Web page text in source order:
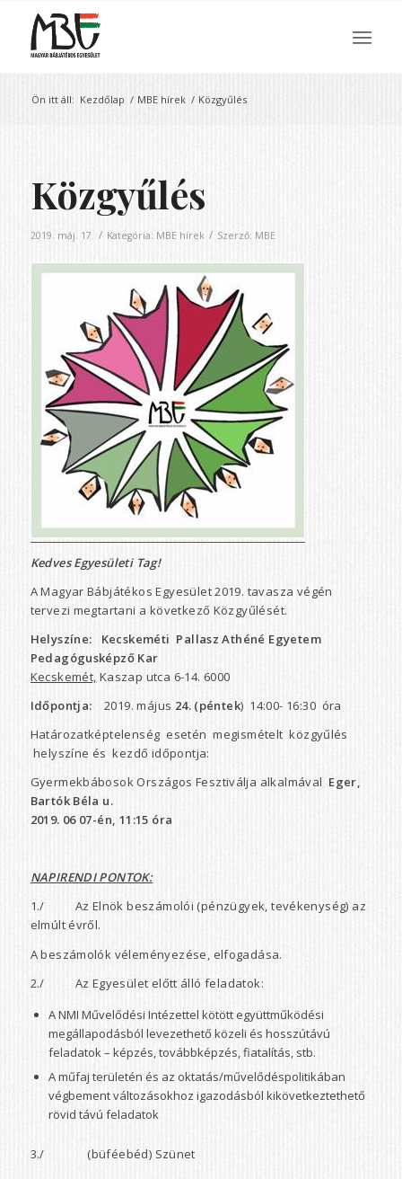
Ön itt áll: Kezdőlap / MBE hírek / Közgyűlés
Közgyűlés
2019. máj. 17. / Kategória: MBE hírek / Szerző: MBE
Kedves Egyesületi Tag!
A Magyar Bábjátékos Egyesület 2019. tavasza végén
tervezi megtartani a következő Közgyűlését.
Helyszíne: Kecskeméti Pallasz Athéné Egyetem
Pedagógusképző Kar
Kecskemét, Kaszap utca 6-14. 6000
Időpontja:2019. május 24. (péntek) 14:00- 16:30 óra
Határozatképtelenség esetén megismételt közgyűlés
helyszíne és kezdő időpontja:
Gyermekbábosok Országos Fesztiválja alkalmával Eger,
Bartók Béla u.
2019. 06 07-én, 11:15 óra
NAPIRENDI PONTOK:
1./ Az Elnök beszámolói (pénzügyek, tevékenység) az
elmúlt évről.
A beszámolók véleményezése, elfogadása.
2./ Az Egyesület előtt álló feladatok:
A NMI Művelődési Intézettel kötött együttműködési
megállapodásból levezethető közeli és hosszútávú
feladatok – képzés, továbbképzés, fiatalítás, stb.
A műfaj területén és az oktatás/művelődéspolitikában
végbement változásokhoz igazodásból kikövetkeztethető
rövid távú feladatok
3./ (büféebéd) Szünet